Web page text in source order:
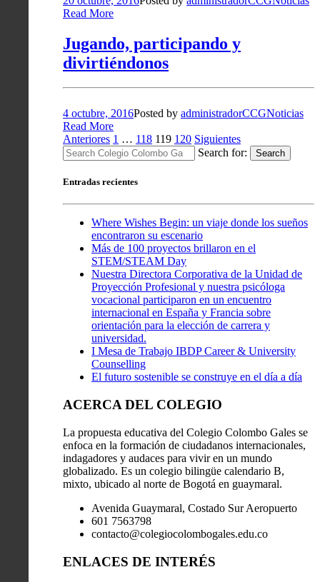
Read More
Jugando, participando y
divirtiéndonos
4 octubre, 2016Posted by administradorCCGNoticias
Read More
Paginación
de
entradas
Anteriores 1 … 118 119 120 Siguientes
Search for:
Search
Entradas recientes
Where Wishes Begin: un viaje donde los sueños
encontraron su escenario
Más de 100 proyectos brillaron en el
STEM/STEAM Day
Nuestra Directora Corporativa de la Unidad de
Proyección Profesional y nuestra psicóloga
vocacional participaron en un encuentro
internacional en España y Francia sobre
orientación para la elección de carrera y
universidad.
I Mesa de Trabajo IBDP Career & University
Counselling
El futuro sostenible se construye en el día a día
ACERCA DEL COLEGIO
La propuesta educativa del Colegio Colombo Gales se
enfoca en la formación de ciudadanos internacionales,
indagadores y audaces para vivir en un mundo
globalizado. Es un colegio bilingüe calendario B,
mixto, ubicado al norte de Bogotá en guaymaral.
Avenida Guaymaral, Costado Sur Aeropuerto
601 7563798
contacto@colegiocolombogales.edu.co
ENLACES DE INTERÉS